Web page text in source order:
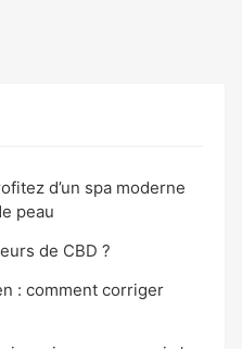
d’un spa moderne
peau
de CBD ?
: comment corriger